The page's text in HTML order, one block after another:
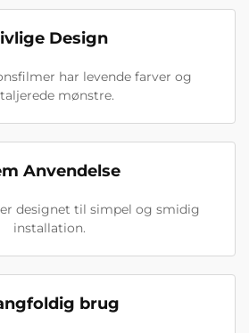
Design
har levende farver og
mønstre.
Anvendelse
er designet til simpel og smidig
installation.
brug